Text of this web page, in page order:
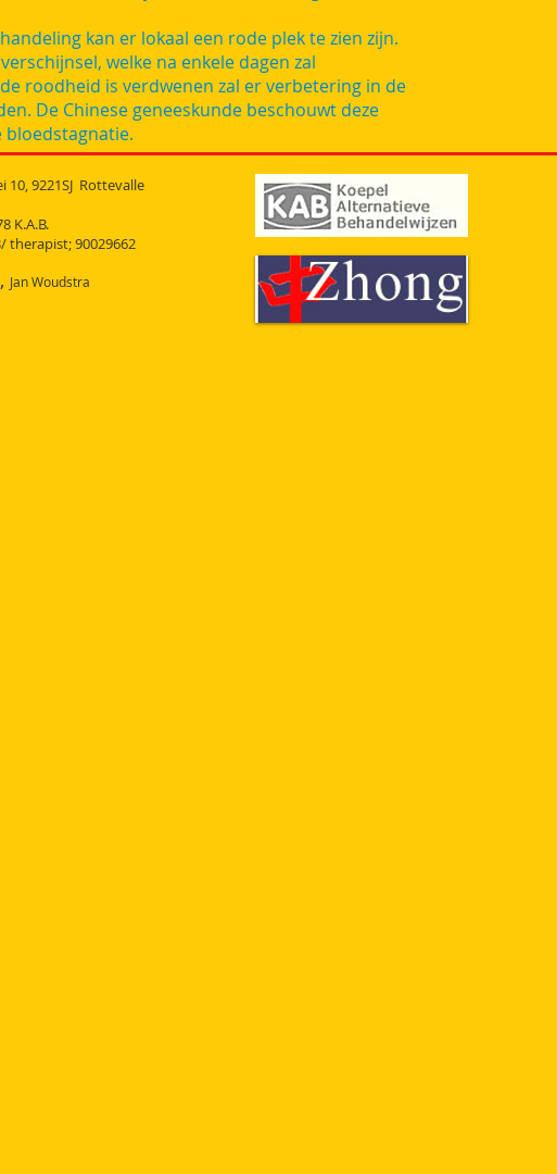
kan er lokaal een rode plek te zien zijn.
welke na enkele dagen zal
roodheid is verdwenen zal er verbetering in de
De Chinese geneeskunde beschouwt deze
bloedstagnatie.
10,9221SJ Rottevalle
K.A.B.
therapist; 90029662
, Jan Woudstra